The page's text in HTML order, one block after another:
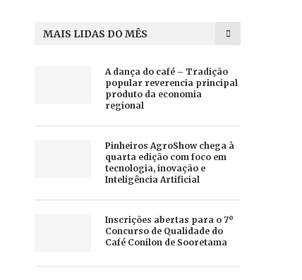
MAIS LIDAS DO MÊS
A dança do café – Tradição
popular reverencia principal
produto da economia
regional
Pinheiros AgroShow chega à
quarta edição com foco em
tecnologia, inovação e
Inteligência Artificial
Inscrições abertas para o 7º
Concurso de Qualidade do
Café Conilon de Sooretama